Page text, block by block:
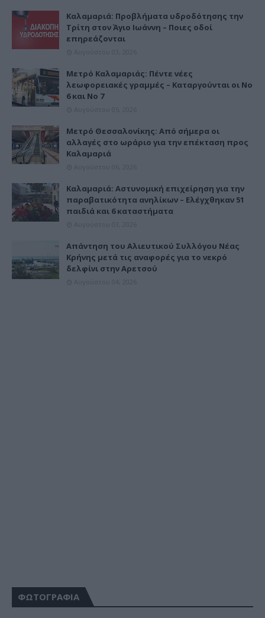
Καλαμαριά: Προβλήματα υδροδότησης την
Τρίτη στον Άγιο Ιωάννη – Ποιες οδοί
επηρεάζονται
Μετρό Καλαμαριάς: Πέντε νέες
λεωφορειακές γραμμές – Καταργούνται οι Νο
6 και Νο 7
Μετρό Θεσσαλονίκης: Από σήμερα οι
αλλαγές στο ωράριο για την επέκταση προς
Καλαμαριά
Καλαμαριά: Αστυνομική επιχείρηση για την
παραβατικότητα ανηλίκων – Ελέγχθηκαν 51
παιδιά και 6 καταστήματα
Απάντηση του Αλιευτικού Συλλόγου Νέας
Κρήνης μετά τις αναφορές για το νεκρό
δελφίνι στην Αρετσού
ΦΩΤΟΓΡΑΦΙΑ